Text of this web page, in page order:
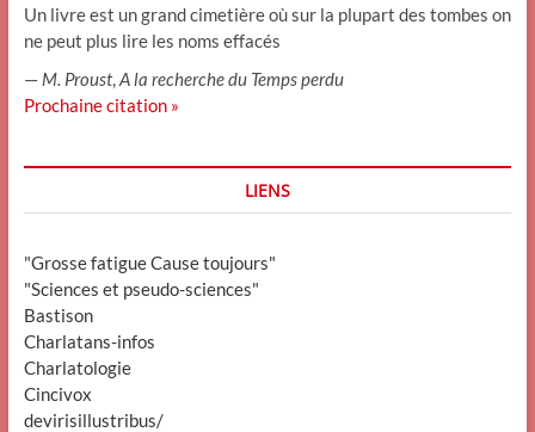
Un livre est un grand cimetière où sur la plupart des tombes on
ne peut plus lire les noms effacés
— M. Proust, A la recherche du Temps perdu
Prochaine citation »
LIENS
"Grosse fatigue Cause toujours"
"Sciences et pseudo-sciences"
Bastison
Charlatans-infos
Charlatologie
Cincivox
devirisillustribus/